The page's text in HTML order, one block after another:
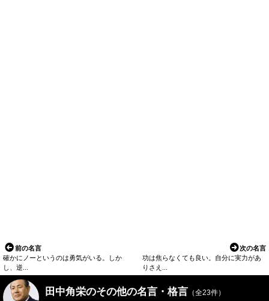
前の名言
確かにノーというのは勇気がいる。しか
し、逆...
次の名言
功は焦らなくても良い。自分に実力があ
りさえ...
田中角栄のその他の名言・格言 （全23件）